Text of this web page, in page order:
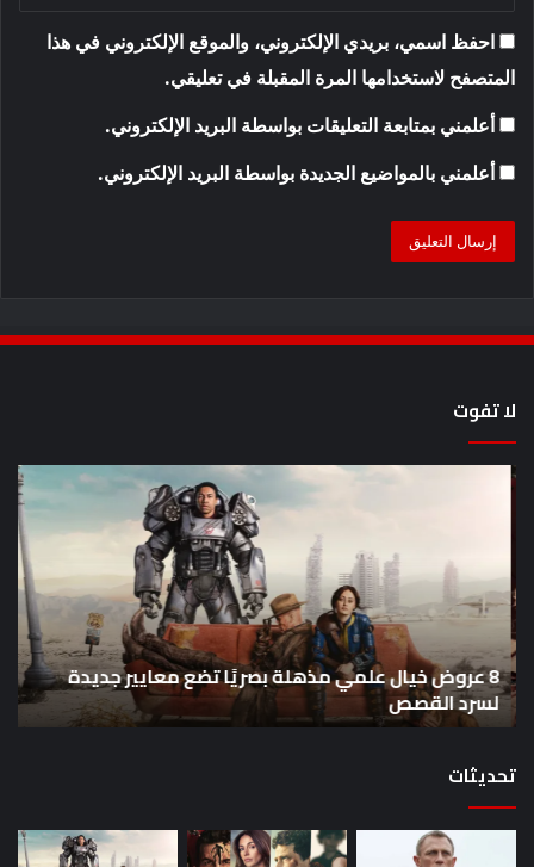
احفظ اسمي، بريدي الإلكتروني، والموقع الإلكتروني في هذا
المتصفح لاستخدامها المرة المقبلة في تعليقي.
أعلمني بمتابعة التعليقات بواسطة البريد الإلكتروني.
أعلمني بالمواضيع الجديدة بواسطة البريد الإلكتروني.
لا تفوت
8
مذهلة
بصريًا
معايير
جديدة
لسرد
القصص
8 عروض خيال علمي مذهلة بصريًا تضع معايير جديدة
لسرد القصص
تحديثات